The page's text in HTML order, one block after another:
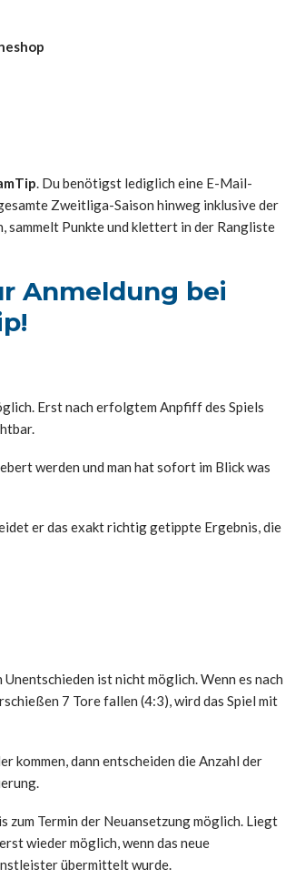
. Du benötigst lediglich eine E-Mail-
Zweitliga-Saison hinweg inklusive der
sammelt Punkte und klettert in der Rangliste
Anmeldung bei
Erst nach erfolgtem Anpfiff des Spiels
werden und man hat sofort im Blick was
er das exakt richtig getippte Ergebnis, die
ist nicht möglich. Wenn es nach
7 Tore fallen (4:3), wird das Spiel mit
kommen, dann entscheiden die Anzahl der
Termin der Neuansetzung möglich. Liegt
wieder möglich, wenn das neue
übermittelt wurde.